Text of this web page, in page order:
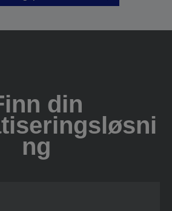
din
ng